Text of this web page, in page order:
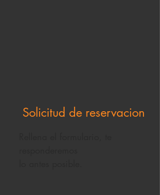
Solicitud de reservacion